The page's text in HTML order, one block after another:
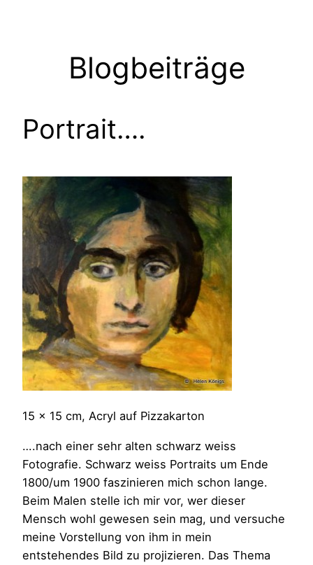
Blogbeiträge
Portrait….
15 x 15 cm, Acryl auf Pizzakarton
….nach einer sehr alten schwarz weiss
Fotografie. Schwarz weiss Portraits um Ende
1800/um 1900 faszinieren mich schon lange.
Beim Malen stelle ich mir vor, wer dieser
Mensch wohl gewesen sein mag, und versuche
meine Vorstellung von ihm in mein
entstehendes Bild zu projizieren. Das Thema